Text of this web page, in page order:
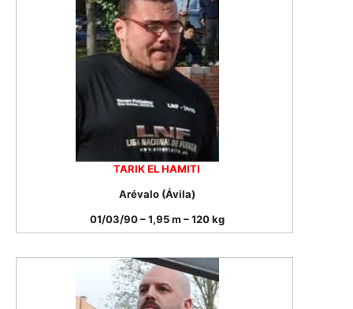
TARIK EL HAMITI
Arévalo (Ávila)
01/03/90 – 1,95 m – 120 kg